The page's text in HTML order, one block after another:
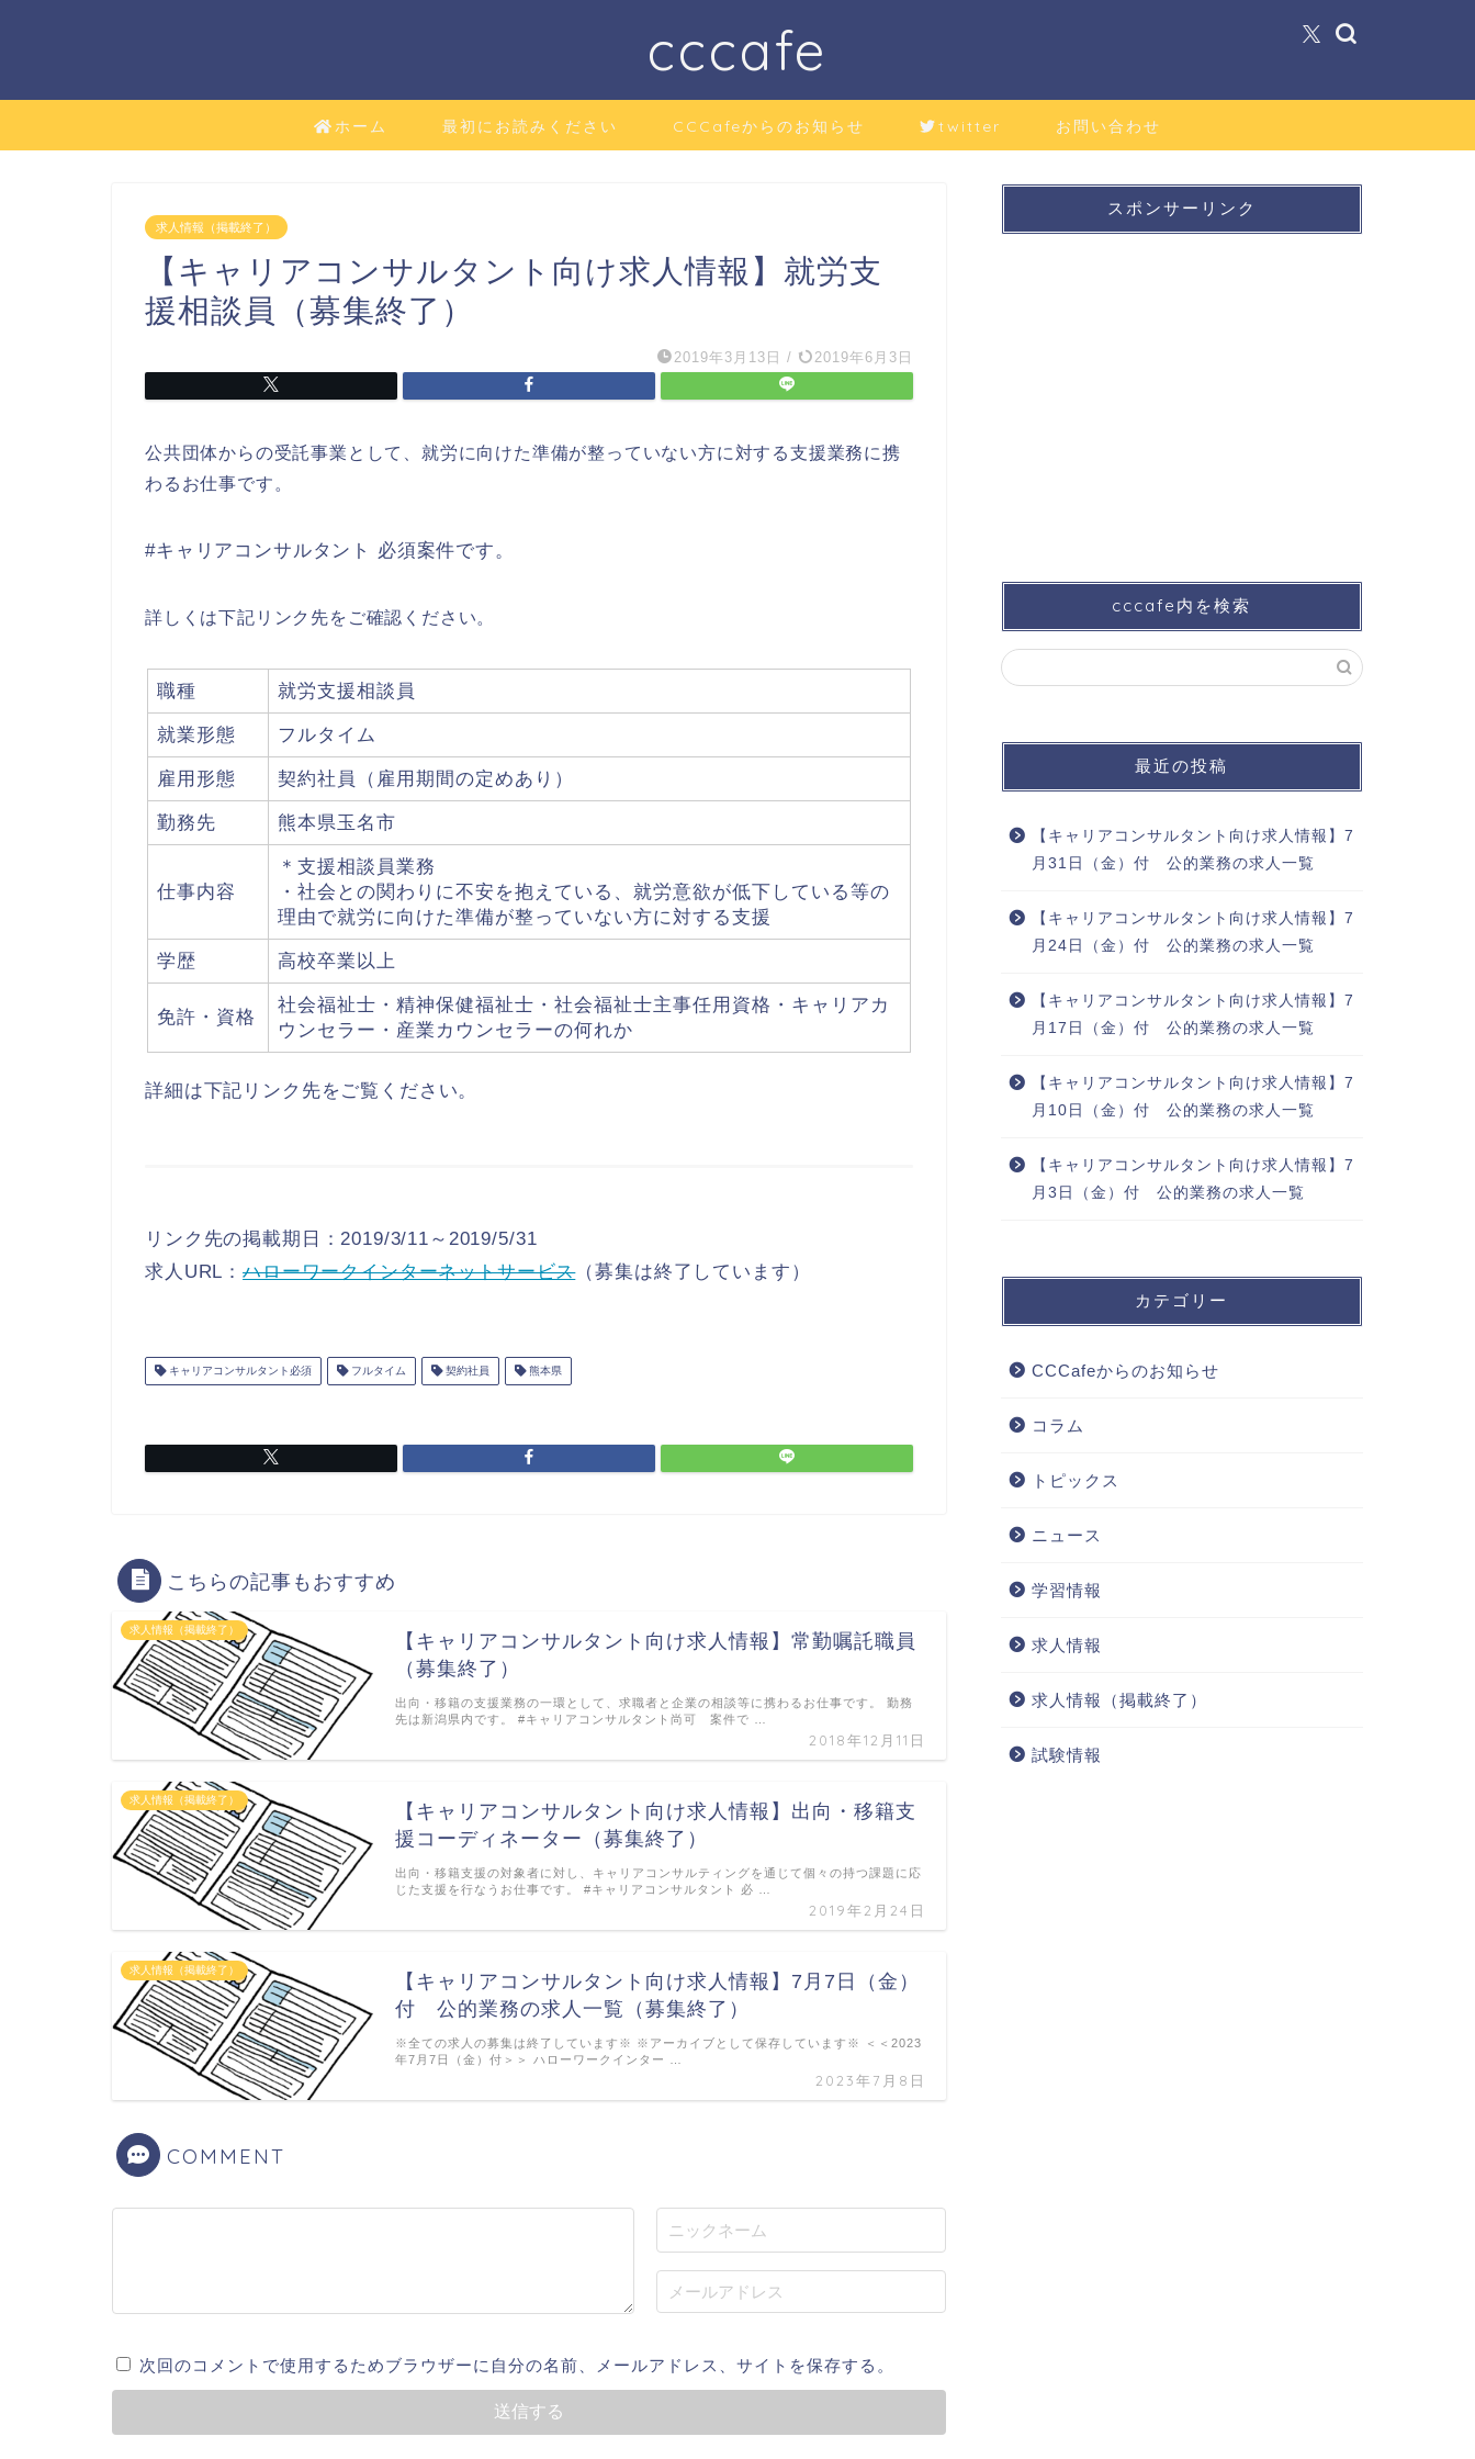
cccafe
ホーム 最初にお読みください CCCafeからのお知らせ twitter お問い合わせ
求人情報（掲載終了）
【キャリアコンサルタント向け求人情報】就労支
援相談員（募集終了）
2019年3月13日 / 2019年6月3日
公共団体からの受託事業として、就労に向けた準備が整っていない方に対する支援業務に携
わるお仕事です。
#キャリアコンサルタント 必須案件です。
詳しくは下記リンク先をご確認ください。
職種 就労支援相談員
就業形態 フルタイム
雇用形態 契約社員（雇用期間の定めあり）
勤務先 熊本県玉名市
仕事内容
＊支援相談員業務
・社会との関わりに不安を抱えている、就労意欲が低下している等の
理由で就労に向けた準備が整っていない方に対する支援
学歴 高校卒業以上
免許・資格
社会福祉士・精神保健福祉士・社会福祉士主事任用資格・キャリアカ
ウンセラー・産業カウンセラーの何れか
詳細は下記リンク先をご覧ください。
リンク先の掲載期日：2019/3/11～2019/5/31
求人URL：ハローワークインターネットサービス（募集は終了しています）
キャリアコンサルタント必須 フルタイム 契約社員 熊本県
こちらの記事もおすすめ
求人情報（掲載終了）
【キャリアコンサルタント向け求人情報】常勤嘱託職員
（募集終了）
2018年12月11日
出向・移籍の支援業務の一環として、求職者と企業の相談等に携わるお仕事です。 勤務
先は新潟県内です。 #キャリアコンサルタント尚可 案件で …
求人情報（掲載終了）
【キャリアコンサルタント向け求人情報】出向・移籍支
援コーディネーター（募集終了）
2019年2月24日
出向・移籍支援の対象者に対し、キャリアコンサルティングを通じて個々の持つ課題に応
じた支援を行なうお仕事です。 #キャリアコンサルタント 必 …
求人情報（掲載終了）
【キャリアコンサルタント向け求人情報】7月7日（金）
付 公的業務の求人一覧（募集終了）
2023年7月8日
※全ての求人の募集は終了しています※ ※アーカイブとして保存しています※ ＜＜2023
年7月7日（金）付＞＞ ハローワークインター …
COMMENT
次回のコメントで使用するためブラウザーに自分の名前、メールアドレス、サイトを保存する。
スポンサーリンク
cccafe内を検索
最近の投稿
【キャリアコンサルタント向け求人情報】7
月31日（金）付 公的業務の求人一覧
【キャリアコンサルタント向け求人情報】7
月24日（金）付 公的業務の求人一覧
【キャリアコンサルタント向け求人情報】7
月17日（金）付 公的業務の求人一覧
【キャリアコンサルタント向け求人情報】7
月10日（金）付 公的業務の求人一覧
【キャリアコンサルタント向け求人情報】7
月3日（金）付 公的業務の求人一覧
カテゴリー
CCCafeからのお知らせ
コラム
トピックス
ニュース
学習情報
求人情報
求人情報（掲載終了）
試験情報